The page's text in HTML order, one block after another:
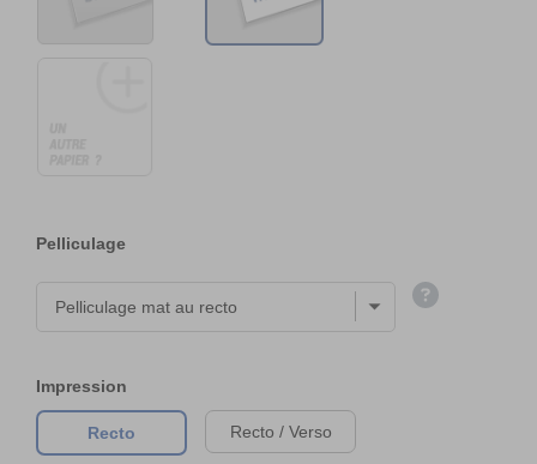
Pelliculage
Impression
Recto Recto / Verso